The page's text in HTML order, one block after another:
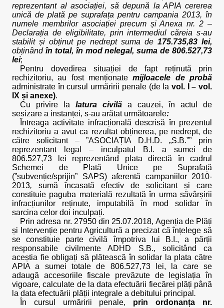
reprezentant al asociației, să depună la APIA cererea
unică de plată pe suprafața pentru campania 2013, în
numele membrilor asociației precum și Anexa nr. 2 –
Declarația de eligibilitate, prin intermediul căreia s-au
stabilit și obținut pe nedrept suma de 175.735,83 lei,
obținând în total, în mod nelegal, suma de 806.527,73
lei;
Pentru dovedirea situației de fapt reținută prin
rechizitoriu, au fost menționatemijloacele de probă
administrate în cursul urmăririi penale (de la vol. I – vol.
IX și anexe).
Cu privire la latura civilă a cauzei, în actul de
sesizare a instanței, s-au arătat următoarele:
Întreaga activitate infracțională descrisă în prezentul
rechizitoriu a avut ca rezultat obținerea, pe nedrept, de
către solicitant – ”ASOCIAȚIA D.H.D. „S.B.”” prin
reprezentant legal – inculpatul B.I. a sumei de
806.527,73 lei reprezentând plata directă în cadrul
Schemei de Plată Unice pe Suprafață
(”subvenție/sprijin” SAPS) aferentă campaniilor 2010-
2013, sumă încasată efectiv de solicitant și care
constituie paguba materială rezultată în urma săvârșirii
infracțiunilor reținute, imputabilă în mod solidar în
sarcina celor doi inculpați.
Prin adresa nr. 27950 din 25.07.2018, Agenția de Plăți
și Intervenție pentru Agricultură a precizat că înțelege să
se constituie parte civilă împotriva lui B.I., a părții
responsabile civilmente ADHD S.B., solicitând ca
aceștia fie obligați să plătească în solidar la plata către
APIA a sumei totale de 806.527,73 lei, la care se
adaugă accesoriile fiscale prevăzute de legislația în
vigoare, calculate de la data efectuării fiecărei plăți până
la data efectuării plății integrale a debitului principal .
În cursul urmăririi penale, prin ordonanța nr.